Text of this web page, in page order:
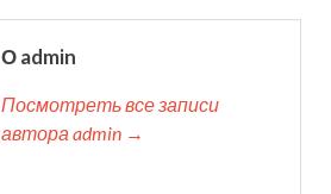
О admin
Посмотреть все записи
автора admin →